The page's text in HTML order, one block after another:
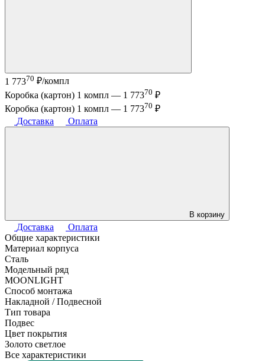
1 77370 ₽/компл
Коробка (картон) 1 компл — 1 77370 ₽
Коробка (картон) 1 компл — 1 77370 ₽
Доставка
Оплата
В корзину
Доставка
Оплата
Общие характеристики
Материал корпуса
Сталь
Модельный ряд
MOONLIGHT
Способ монтажа
Накладной / Подвесной
Тип товара
Подвес
Цвет покрытия
Золото светлое
Все характеристики